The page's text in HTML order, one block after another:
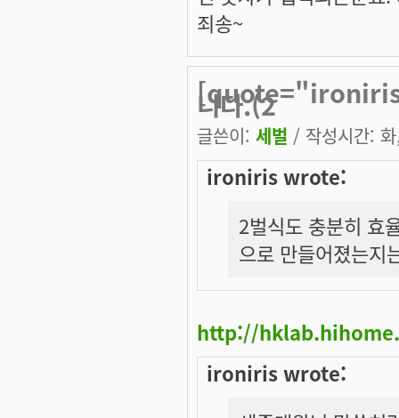
죄송~
니다.(2
글쓴이: 세벌 / 작성시간:
ironiris wrote:
2벌식도 충분히 효
으로 만들어졌는지
http://
ironiris wrote: